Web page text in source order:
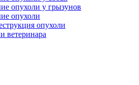
опухоли у грызунов
опухоли
опухоли
ветеринара